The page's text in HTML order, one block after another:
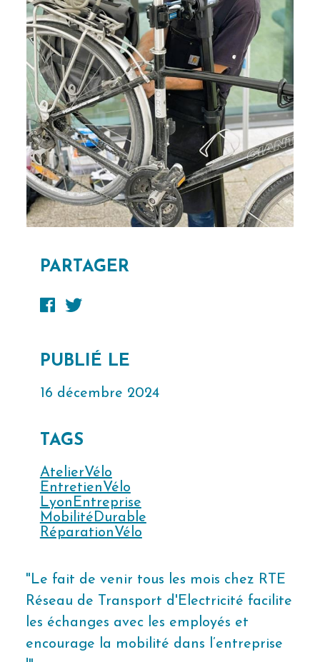
PARTAGER
PUBLIÉ LE
16 décembre 2024
TAGS
AtelierVélo
EntretienVélo
LyonEntreprise
MobilitéDurable
RéparationVélo
"Le fait de venir tous les mois chez RTE
Réseau de Transport d'Electricité facilite
les échanges avec les employés et
encourage la mobilité dans l’entreprise